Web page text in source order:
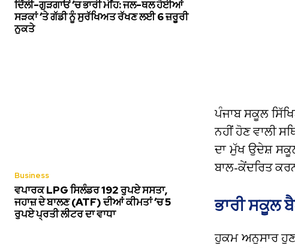
ਦਿੱਲੀ-ਗੁੜਗਾਓਂ ‘ਚ ਭਾਰੀ ਮੀਂਹ: ਜਲ-ਥਲ ਹੋਈਆਂ
ਸੜਕਾਂ ‘ਤੇ ਗੱਡੀ ਨੂੰ ਸੁਰੱਖਿਅਤ ਰੱਖਣ ਲਈ 6 ਜ਼ਰੂਰੀ
ਨੁਕਤੇ
Business
ਵਪਾਰਕ LPG ਸਿਲੰਡਰ 192 ਰੁਪਏ ਸਸਤਾ,
ਜਹਾਜ਼ ਦੇ ਬਾਲਣ (ATF) ਦੀਆਂ ਕੀਮਤਾਂ ‘ਚ 5
ਰੁਪਏ ਪ੍ਰਤੀ ਲੀਟਰ ਦਾ ਵਾਧਾ
ਪੰਜਾਬ ਸਕੂਲ
ਨਹੀਂ ਹੋਣ ਵਾਲੀ
ਦਾ ਮੁੱਖ ਉਦੇਸ਼
ਬਾਲ-ਕੇਂਦਰਿਤ
ਭਾਰੀ ਸਕੂਲ
ਹੁਕਮ ਅਨੁਸਾਰ